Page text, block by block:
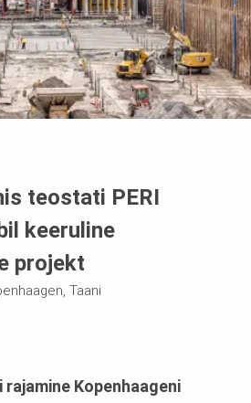
teostati PERI
keeruline
projekt
Taani
Kopenhaageni